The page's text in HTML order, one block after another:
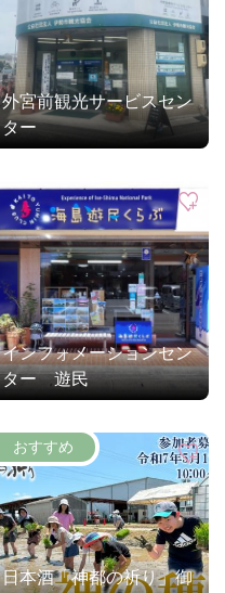
外宮前観光サービスセン
ター
インフォメーションセン
ター 遊民
日本酒「神都の祈り」御